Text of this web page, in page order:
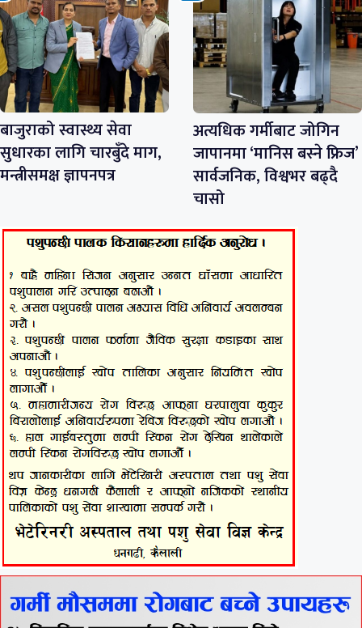
बाजुराको स्वास्थ्य सेवा
सुधारका लागि चारबुँदे माग,
मन्त्रीसमक्ष ज्ञापनपत्र
अत्यधिक गर्मीबाट जोगिन
जापानमा ‘मानिस बस्ने फ्रिज’
सार्वजनिक, विश्वभर बढ्दै
चासो